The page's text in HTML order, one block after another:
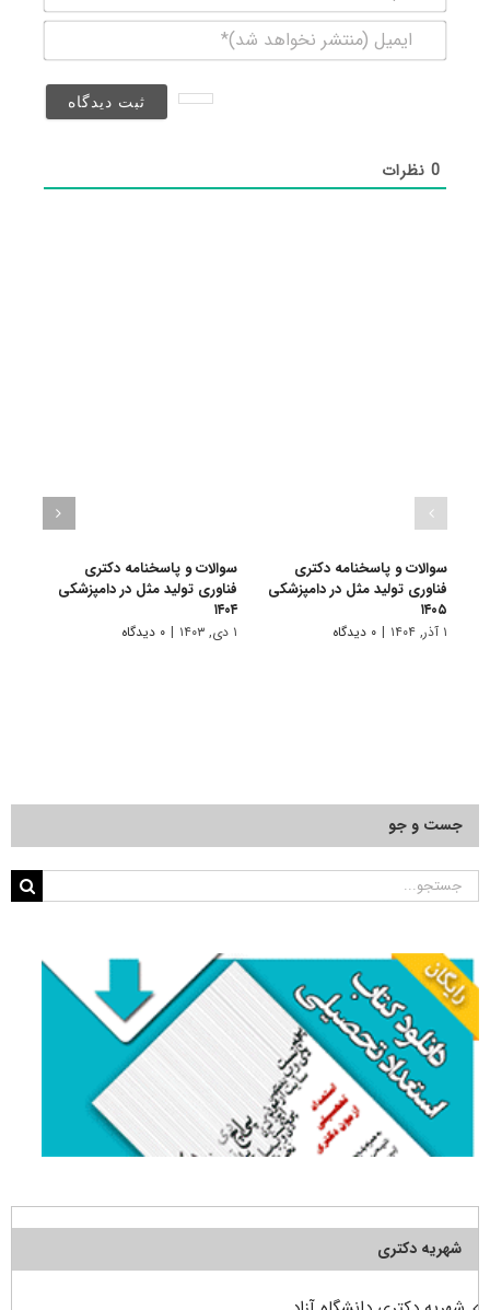
(منتشر
0نظرات
سوالات و پاسخنامه دکتری
فناوری تولید مثل در دامپزشکی
۱۴۰۵
۱ آذر, ۱۴۰۴ | ۰ دیدگاه
سوالات و پاسخنامه دکتری
فناوری تولید مثل در دامپزشکی
۱۴۰۴
۱ دی, ۱۴۰۳ | ۰ دیدگاه
جست و جو
جستجو
شهریه دکتری